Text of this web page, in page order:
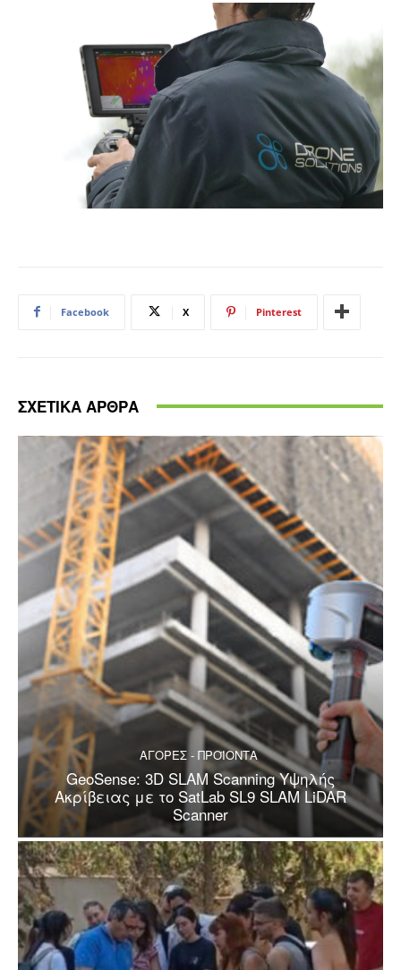
Facebook X Pinterest
ΣΧΕΤΙΚΑ ΑΡΘΡΑ
ΑΓΟΡΕΣ - ΠΡΟΪΟΝΤΑ
GeoSense: 3D SLAM Scanning Υψηλής
Ακρίβειας με το SatLab SL9 SLAM LiDAR
Scanner